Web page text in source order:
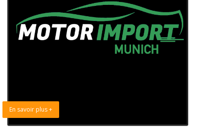
En savoir plus +